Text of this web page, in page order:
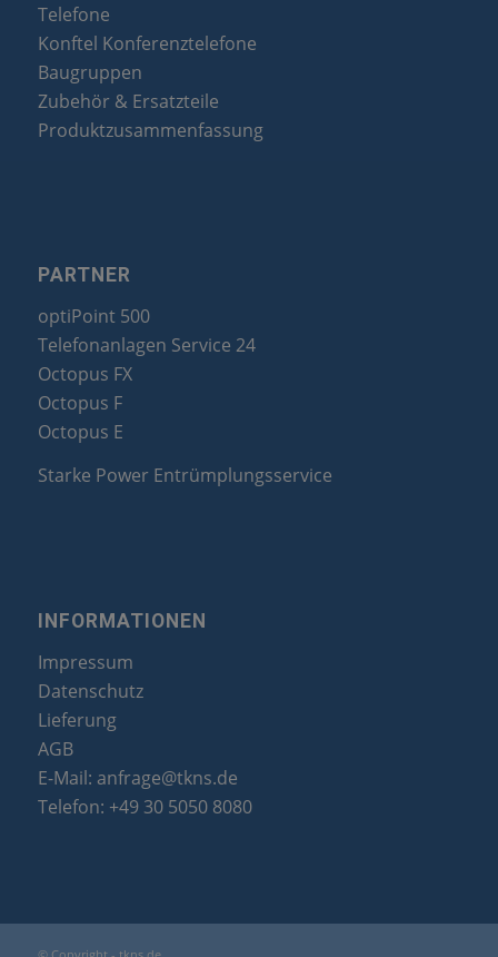
Telefone
Konftel Konferenztelefone
Baugruppen
Zubehör & Ersatzteile
Produktzusammenfassung
PARTNER
optiPoint 500
Telefonanlagen Service 24
Octopus FX
Octopus F
Octopus E
Starke Power Entrümplungsservice
INFORMATIONEN
Impressum
Datenschutz
Lieferung
AGB
E-Mail: anfrage@tkns.de
Telefon: +49 30 5050 8080